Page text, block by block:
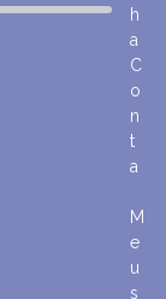
h
a
C
o
n
t
a
M
e
u
s